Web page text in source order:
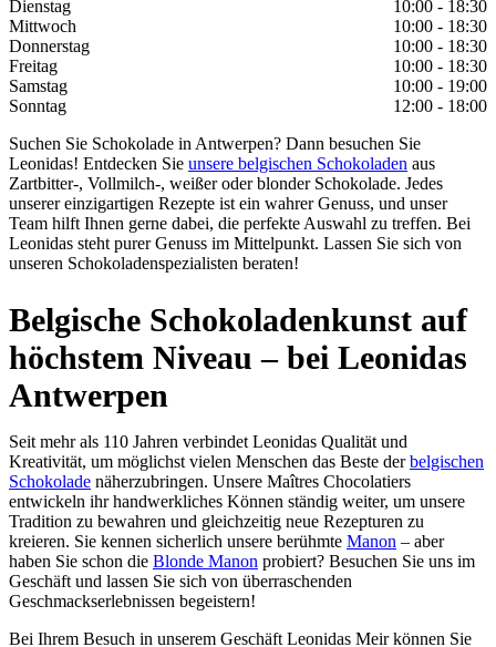
Dienstag
10:00 - 18:30
Mittwoch
10:00 - 18:30
Donnerstag
10:00 - 18:30
Freitag
10:00 - 18:30
Samstag
10:00 - 19:00
Sonntag
12:00 - 18:00
Suchen Sie Schokolade in Antwerpen? Dann besuchen Sie
Leonidas! Entdecken Sie unsere belgischen Schokoladen aus
Zartbitter-, Vollmilch-, weißer oder blonder Schokolade. Jedes
unserer einzigartigen Rezepte ist ein wahrer Genuss, und unser
Team hilft Ihnen gerne dabei, die perfekte Auswahl zu treffen. Bei
Leonidas steht purer Genuss im Mittelpunkt. Lassen Sie sich von
unseren Schokoladenspezialisten beraten!
Belgische Schokoladenkunst auf
höchstem Niveau – bei Leonidas
Antwerpen
Seit mehr als 110 Jahren verbindet Leonidas Qualität und
Kreativität, um möglichst vielen Menschen das Beste derbelgischen
Schokolade näherzubringen. Unsere Maîtres Chocolatiers
entwickeln ihr handwerkliches Können ständig weiter, um unsere
Tradition zu bewahren und gleichzeitig neue Rezepturen zu
kreieren. Sie kennen sicherlich unsere berühmte Manon – aber
haben Sie schon die Blonde Manon probiert? Besuchen Sie uns im
Geschäft und lassen Sie sich von überraschenden
Geschmackserlebnissen begeistern!
Bei Ihrem Besuch in unserem Geschäft Leonidas Meir können Sie